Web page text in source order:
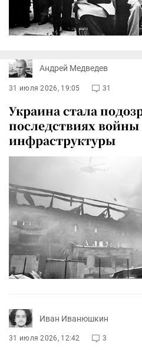
Андрей Медведев
31 июля 2026, 19:05 31
Украина стала
последствиях
инфраструктуры
Иван Иванюшкин
31 июля 2026, 12:42 3